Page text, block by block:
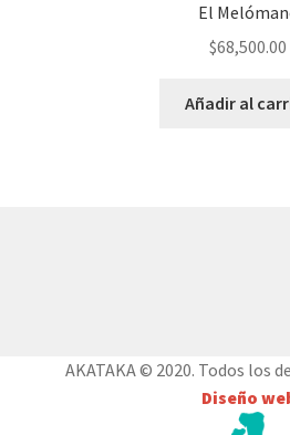
El
$68,500.00
Añadir al
AKATAKA © 2020. Todos los
Diseño